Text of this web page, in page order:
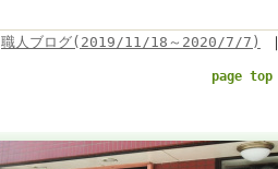
職人ブログ(2019/11/18～2020/7/7) ｜
page top